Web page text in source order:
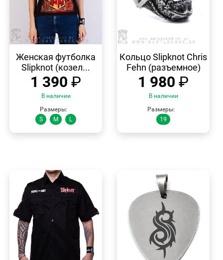
ПРОСМОТР
Женская футболка
Slipknot (козел...
1 390 ₽
В наличии
Размеры:
S
M L
ПРОСМОТР
Кольцо Slipknot Chris
Fehn (разъемное)
1 980 ₽
В наличии
Размеры:
19